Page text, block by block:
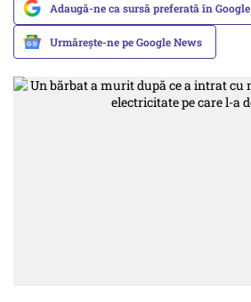
Adaugă-ne ca sursă preferată în Google
Urmărește-ne pe Google News